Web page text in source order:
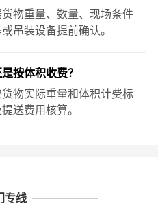
物重量、数量、现场条件
吊装设备提前确认。
按体积收费？
物实际重量和体积计费标
送费用核算。
专线